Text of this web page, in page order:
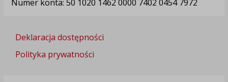
Numer konta: 50 1020 1462 0000 7402 0454 7972
Deklaracja dostępności
Polityka prywatności